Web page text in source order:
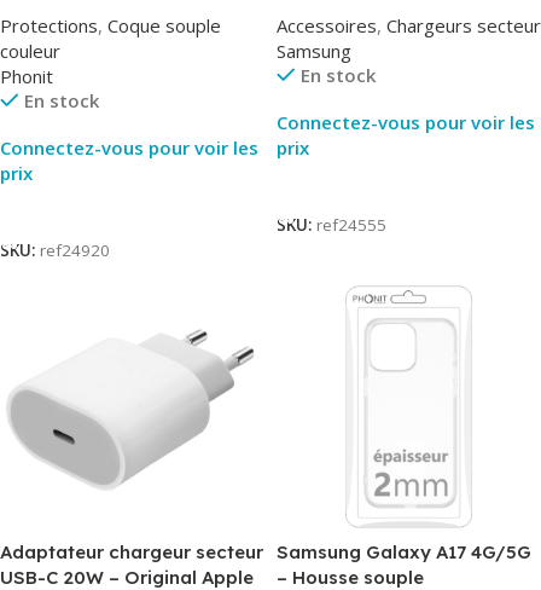
Protections, Coque souple
couleur
Phonit
En stock
Connectez-vous pour voir les
prix
SKU: ref24920
Packaging Original
Accessoires, Chargeurs secteur
Samsung
En stock
Connectez-vous pour voir les
prix
SKU: ref24555
Adaptateur chargeur secteur
USB-C 20W – Original Apple
Samsung Galaxy A17 4G/5G
– Housse souple